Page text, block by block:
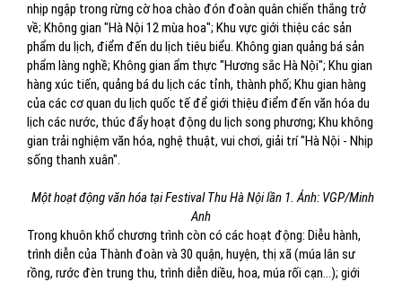
nhịp ngập trong rừng cờ hoa chào đón đoàn quân chiến thắng trở
về; Không gian "Hà Nội 12 mùa hoa"; Khu vực giới thiệu các sản
phẩm du lịch, điểm đến du lịch tiêu biểu. Không gian quảng bá sản
phẩm làng nghề; Không gian ẩm thực "Hương sắc Hà Nội"; Khu gian
hàng xúc tiến, quảng bá du lịch các tỉnh, thành phố; Khu gian hàng
của các cơ quan du lịch quốc tế để giới thiệu điểm đến văn hóa du
lịch các nước, thúc đẩy hoạt động du lịch song phương; Khu không
gian trải nghiệm văn hóa, nghệ thuật, vui chơi, giải trí "Hà Nội - Nhịp
sống thanh xuân".
Một hoạt động văn hóa tại Festival Thu Hà Nội lần 1. Ảnh: VGP/Minh
Anh
Trong khuôn khổ chương trình còn có các hoạt động: Diễu hành,
trình diễn của Thành đoàn và 30 quận, huyện, thị xã (múa lân sư
rồng, rước đèn trung thu, trình diễn diều, hoa, múa rối cạn...); giới